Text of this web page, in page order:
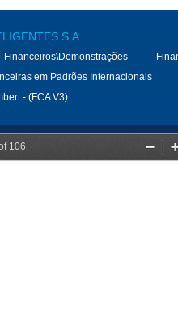
S.A.
em Padrões Internacionais
- (FCA V3)